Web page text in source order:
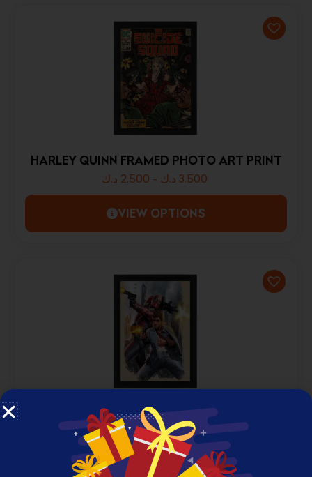
HARLEY QUINN FRAMED PHOTO ART PRINT
2.500 د.ك - 3.500 د.ك
VIEW OPTIONS
DEADPOOL AND SCARFACE FRAMED PHOTO
PRINT
2.500
د.ك - 3.500 د.ك